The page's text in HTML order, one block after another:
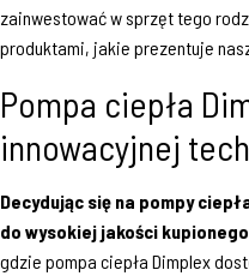
zainwestować w sprzęt tego
produktami, jakie prezentuje
Pompa ciepła
innowacyjnej
Decydując się na pompy
do wysokiej jakości
gdzie pompa ciepła Dimplex